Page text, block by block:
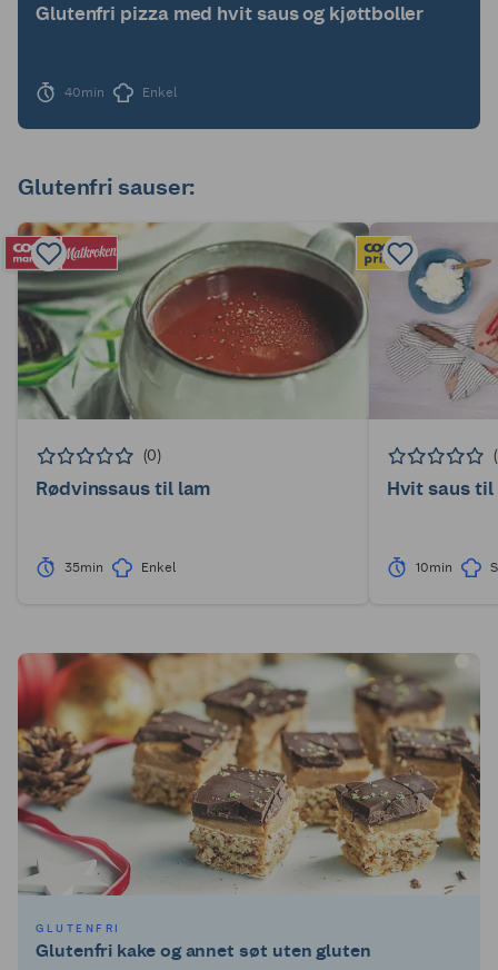
Glutenfri pizza med hvit saus og kjøttboller
40min Enkel
Glutenfri sauser:
(0)
Rødvinssaus til lam
35min Enkel
Hvit saus til
10min
GLUTENFRI
Glutenfri kake og annet søt uten gluten